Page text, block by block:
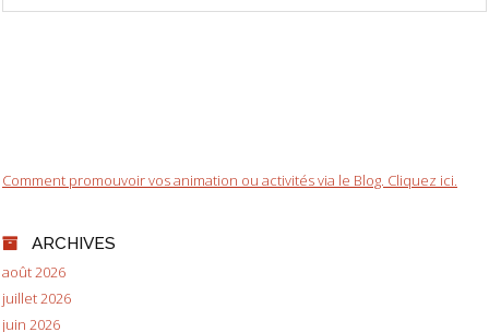
Comment promouvoir vos animation ou activités via le Blog. Cliquez ici.
ARCHIVES
août 2026
juillet 2026
juin 2026